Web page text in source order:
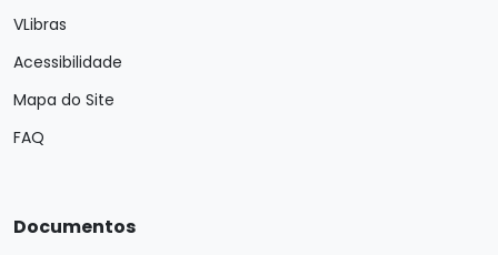
VLibras
Acessibilidade
Mapa do Site
FAQ
Documentos